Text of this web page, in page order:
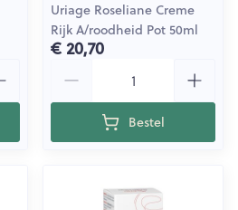
Uriage Roseliane Creme
Rijk A/roodheid Pot 50ml
€ 20,70
Bestel